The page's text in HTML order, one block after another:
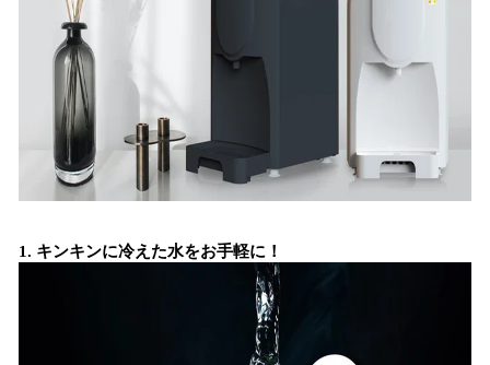
1. キンキンに冷えた水をお手軽に！